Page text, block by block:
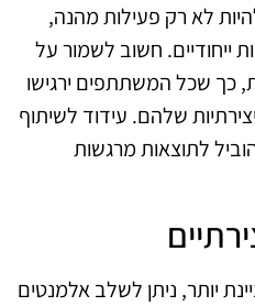
לא רק פעילות מהנה,
ייחודיים. חשוב לשמור על
כך שכל המשתתפים ירגישו
שלהם. עידוד לשיתוף
לתוצאות מרגשות
יותר, ניתן לשלב אלמנטים